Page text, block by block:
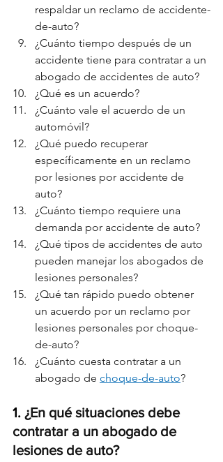
respaldar un reclamo de accidente-
de-auto?
¿Cuánto tiempo después de un
accidente tiene para contratar a un
abogado de accidentes de auto?
¿Qué es un acuerdo?
¿Cuánto vale el acuerdo de un
automóvil?
¿Qué puedo recuperar
específicamente en un reclamo
por lesiones por accidente de
auto?
¿Cuánto tiempo requiere una
demanda por accidente de auto?
¿Qué tipos de accidentes de auto
pueden manejar los abogados de
lesiones personales?
¿Qué tan rápido puedo obtener
un acuerdo por un reclamo por
lesiones personales por choque-
de-auto?
¿Cuánto cuesta contratar a un
abogado de choque-de-auto?
1. ¿En qué situaciones debe
contratar a un abogado de
lesiones de auto?